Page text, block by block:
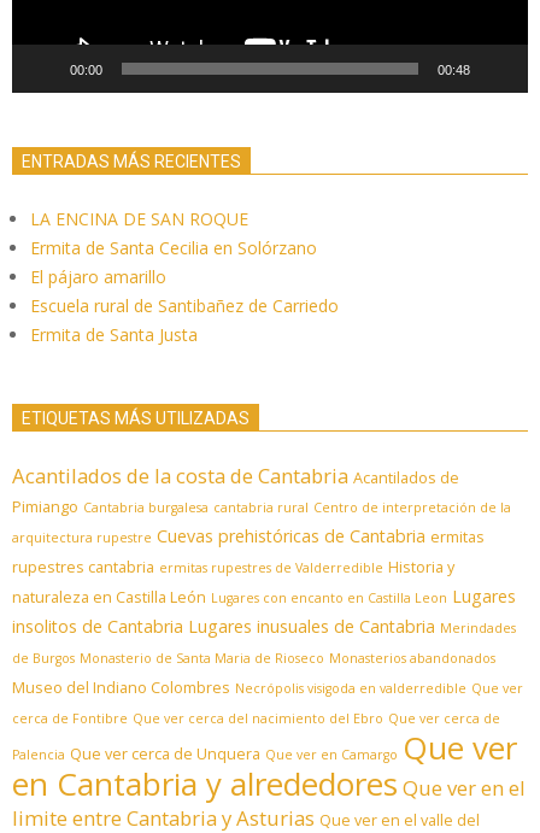
00:00 00:48
ENTRADAS MÁS RECIENTES
LA ENCINA DE SAN ROQUE
Ermita de Santa Cecilia en Solórzano
El pájaro amarillo
Escuela rural de Santibañez de Carriedo
Ermita de Santa Justa
ETIQUETAS MÁS UTILIZADAS
Acantilados de la costa de Cantabria Acantilados de
Pimiango Cantabria burgalesa cantabria rural Centro de interpretación de la
arquitectura rupestre Cuevas prehistóricas de Cantabria ermitas
rupestres cantabria ermitas rupestres de Valderredible Historia y
naturaleza en Castilla León Lugares con encanto en Castilla Leon Lugares
insolitos de Cantabria Lugares inusuales de Cantabria Merindades
de Burgos Monasterio de Santa Maria de Rioseco Monasterios abandonados
Museo del Indiano Colombres Necrópolis visigoda en valderredible Que ver
cerca de Fontibre Que ver cerca del nacimiento del Ebro Que ver cerca de
Palencia Que ver cerca de Unquera Que ver en Camargo Que ver
en Cantabria y alrededores Que ver en el
limite entre Cantabria y Asturias Que ver en el valle del